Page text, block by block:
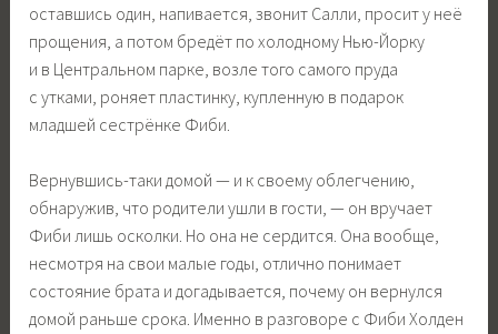
оставшись один, напивается, звонит Салли, просит у неё
прощения, а потом бредёт по холодному Нью-Йорку
и в Центральном парке, возле того самого пруда
с утками, роняет пластинку, купленную в подарок
младшей сестрёнке Фиби.
Вернувшись-таки домой — и к своему облегчению,
обнаружив, что родители ушли в гости, — он вручает
Фиби лишь осколки. Но она не сердится. Она вообще,
несмотря на свои малые годы, отлично понимает
состояние брата и догадывается, почему он вернулся
домой раньше срока. Именно в разговоре с Фиби Холден